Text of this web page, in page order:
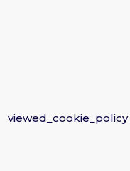
viewed_cookie_policy